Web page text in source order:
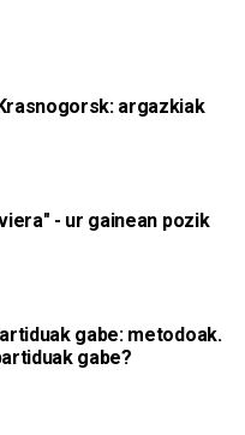
argazkiak
- ur gainean pozik
gabe: metodoak.
gabe?